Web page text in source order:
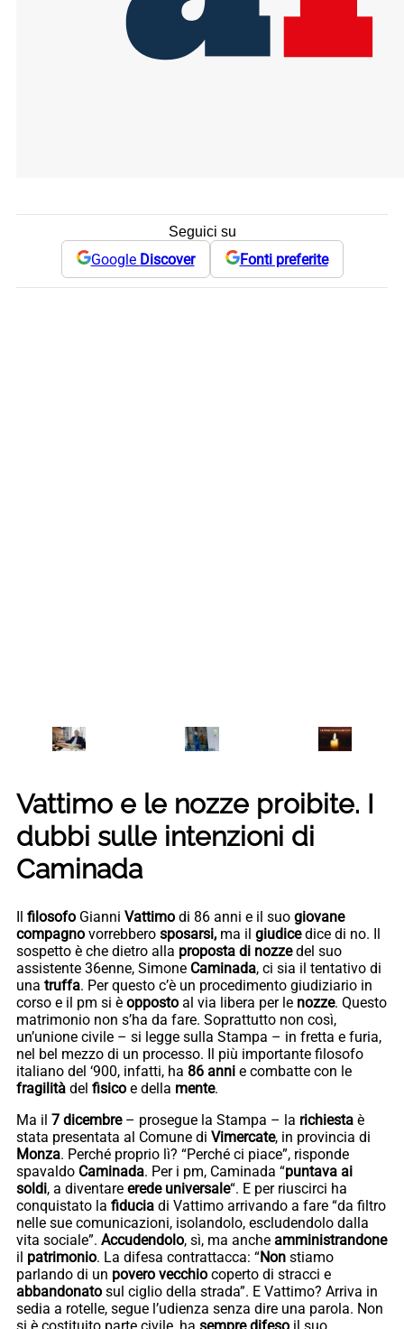
Seguici su
Google Discover Fonti preferite
Vattimo e le nozze proibite. I
dubbi sulle intenzioni di
Caminada
Il filosofo Gianni Vattimo di 86 anni e il suo giovane
compagno vorrebbero sposarsi, ma il giudicedice di no. Il
sospetto è che dietro alla proposta di nozzedel suo
assistente 36enne, Simone Caminada, ci sia il tentativo di
una truffa. Per questo c’è un procedimento giudiziario in
corso e il pm si è opposto al via libera per le nozze. Questo
matrimonio non s’ha da fare. Soprattutto non così,
un’unione civile – si legge sulla Stampa – in fretta e furia,
nel bel mezzo di un processo. Il più importante filosofo
italiano del ‘900, infatti, ha 86 anni e combatte con le
fragilità del fisico e della mente.
Ma il 7 dicembre– prosegue la Stampa – la richiesta è
stata presentata al Comune di Vimercate, in provincia di
Monza. Perché proprio lì? “Perché ci piace”, risponde
spavaldo Caminada. Per i pm, Caminada “puntava ai
soldi, a diventare erede universale“. E per riuscirci ha
conquistato la fiducia di Vattimo arrivando a fare “da filtro
nelle sue comunicazioni, isolandolo, escludendolo dalla
vita sociale”. Accudendolo, sì, ma anche amministrandone
il patrimonio. La difesa contrattacca: “Non stiamo
parlando di un povero vecchio coperto di stracci e
abbandonato sul ciglio della strada”. E Vattimo? Arriva in
sedia a rotelle, segue l’udienza senza dire una parola. Non